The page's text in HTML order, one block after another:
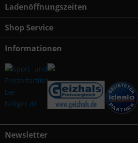
Ladenöffnungszeiten
Shop Service
Informationen
Newsletter